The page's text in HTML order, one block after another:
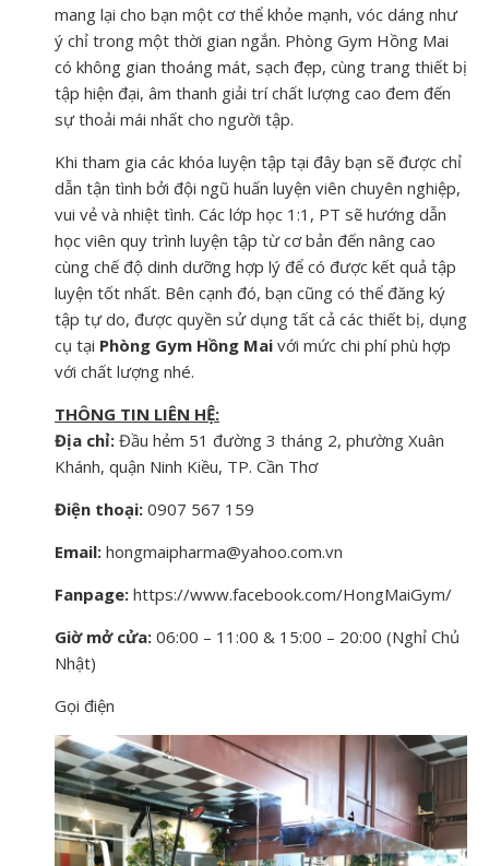
mang lại cho bạn một cơ thể khỏe mạnh, vóc dáng như
ý chỉ trong một thời gian ngắn. Phòng Gym Hồng Mai
có không gian thoáng mát, sạch đẹp, cùng trang thiết bị
tập hiện đại, âm thanh giải trí chất lượng cao đem đến
sự thoải mái nhất cho người tập.
Khi tham gia các khóa luyện tập tại đây bạn sẽ được chỉ
dẫn tận tình bởi đội ngũ huấn luyện viên chuyên nghiệp,
vui vẻ và nhiệt tình. Các lớp học 1:1, PT sẽ hướng dẫn
học viên quy trình luyện tập từ cơ bản đến nâng cao
cùng chế độ dinh dưỡng hợp lý để có được kết quả tập
luyện tốt nhất. Bên cạnh đó, bạn cũng có thể đăng ký
tập tự do, được quyền sử dụng tất cả các thiết bị, dụng
cụ tại Phòng Gym Hồng Mai với mức chi phí phù hợp
với chất lượng nhé.
THÔNG TIN LIÊN HỆ:
Địa chỉ: Đầu hẻm 51 đường 3 tháng 2, phường Xuân
Khánh, quận Ninh Kiều, TP. Cần Thơ
Điện thoại: 0907 567 159
Email: hongmaipharma@yahoo.com.vn
Fanpage: https://www.facebook.com/HongMaiGym/
Giờ mở cửa: 06:00 – 11:00 & 15:00 – 20:00 (Nghỉ Chủ
Nhật)
Gọi điện